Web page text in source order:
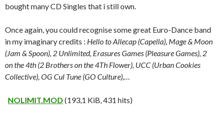
bought many CD Singles that i still own.
Once again, you could recognise some great Euro-Dance band
in my imaginary credits : Hello to Allecap (Capella), Mage & Moon
(Jam & Spoon), 2 Unlimited, Erasures Games (Pleasure Games), 2
on the 4th (2 Brothers on the 4Th Flower), UCC (Urban Cookies
Collective), OG Cul Tune (GO Culture),…
NOLIMIT.MOD (193,1 KiB, 431 hits)